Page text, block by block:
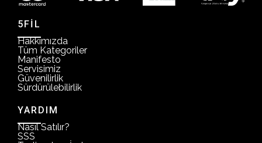
5FİL
Hakkımızda
Tüm Kategoriler
Manifesto
Servisimiz
Güvenilirlik
Sürdürülebilirlik
YARDIM
Nasıl Satılır?
SSS